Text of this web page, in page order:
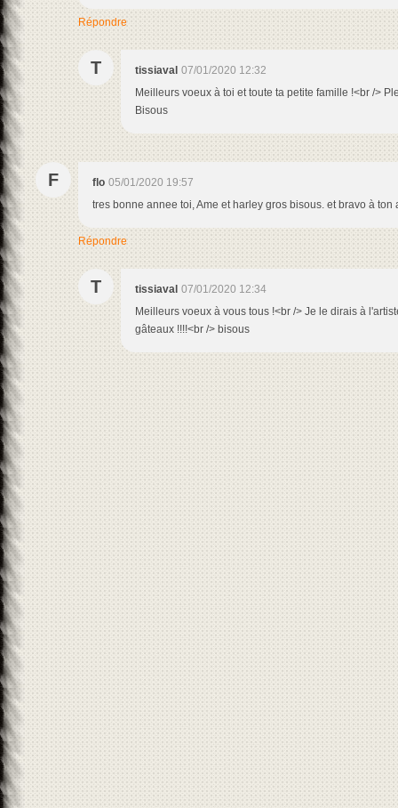
Répondre
T tissiaval 07/01/2020 12:32
Meilleurs voeux à toi et toute ta petite famille !<br />
Bisous
F flo 05/01/2020 19:57
tres bonne annee toi, Ame et harley gros bisous. et bravo à ton
Répondre
T tissiaval 07/01/2020 12:34
Meilleurs voeux à vous tous !<br /> Je le dirais à
gâteaux !!!!<br /> bisous